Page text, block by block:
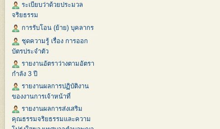
ระเบียบว่าด้วยประมวล
จริยธรรม
การรับโอน (ย้าย) บุคลากร
ชุดความรู้ เรื่อง การออก
บัตรประจำตัว
รายงานอัตราว่างตามอัตรา
กำลัง 3 ปี
รายงานผลการปฏิบัติงาน
ของงานการเจ้าหน้าที่
รายงานผลการส่งเสริม
คุณธรรมจริยธรรมและความ